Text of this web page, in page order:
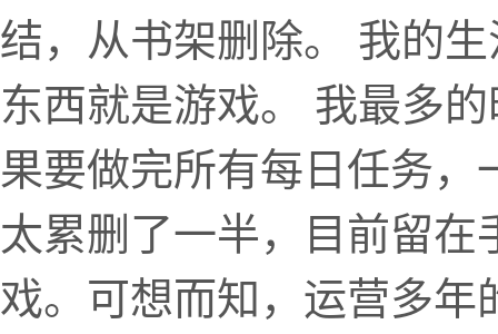
结，从书架删除。 我的
东西就是游戏。 我最多
果要做完所有每日任务
太累删了一半，目前留
戏。可想而知，运营多年